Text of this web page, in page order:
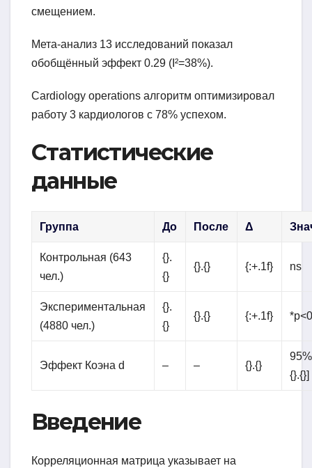
смещением.
Мета-анализ 13 исследований показал
обобщённый эффект 0.29 (I²=38%).
Cardiology operations алгоритм оптимизировал
работу 3 кардиологов с 78% успехом.
Статистические
данные
Группа До После Δ
Контрольная (643
чел.)
{}.
{}
{}.{} {:+.1f} ns
Экспериментальная
(4880 чел.)
{}.
{}
{}.{} {:+.1f}
Эффект Коэна d – – {}.{}
{}.{}]
Введение
Корреляционная матрица указывает на